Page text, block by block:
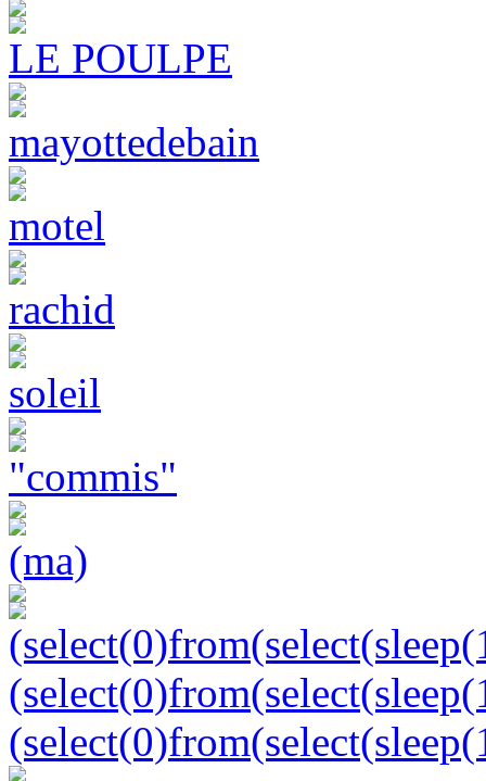
LE POULPE
mayottedebain
motel
rachid
soleil
"commis"
(ma)